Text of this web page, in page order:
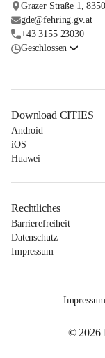
Grazer Straße 1,
gde@fehring.gv.at
+43 3155 23030
Geschlossen
Download CITIES
Android
iOS
Huawei
Rechtliches
Barrierefreiheit
Datenschutz
Impressum
Impressum
© 2026